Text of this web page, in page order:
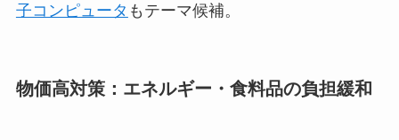
子コンピュータ もテーマ候補。
物価高対策：エネルギー・食料品の負担緩和